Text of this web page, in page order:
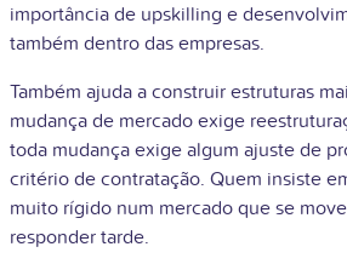
importância de upskilling e
também dentro das empresas.
Também ajuda a construir estruturas
mudança de mercado exige
toda mudança exige algum ajuste de
critério de contratação. Quem insiste
muito rígido num mercado que se
responder tarde.